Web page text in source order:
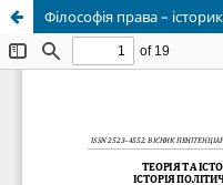
Філософія права –